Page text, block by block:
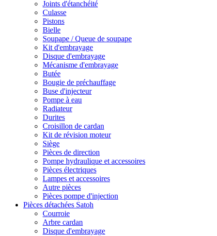
Joints d'étanchéité
Culasse
Pistons
Bielle
Soupape / Queue de soupape
Kit d'embrayage
Disque d'embrayage
Mécanisme d'embrayage
Butée
Bougie de préchauffage
Buse d'injecteur
Pompe à eau
Radiateur
Durites
Croisillon de cardan
Kit de révision moteur
Siège
Pièces de direction
Pompe hydraulique et accessoires
Pièces électriques
Lampes et accessoires
Autre pièces
Pièces pompe d'injection
Pièces détachées Satoh
Courroie
Arbre cardan
Disque d'embrayage